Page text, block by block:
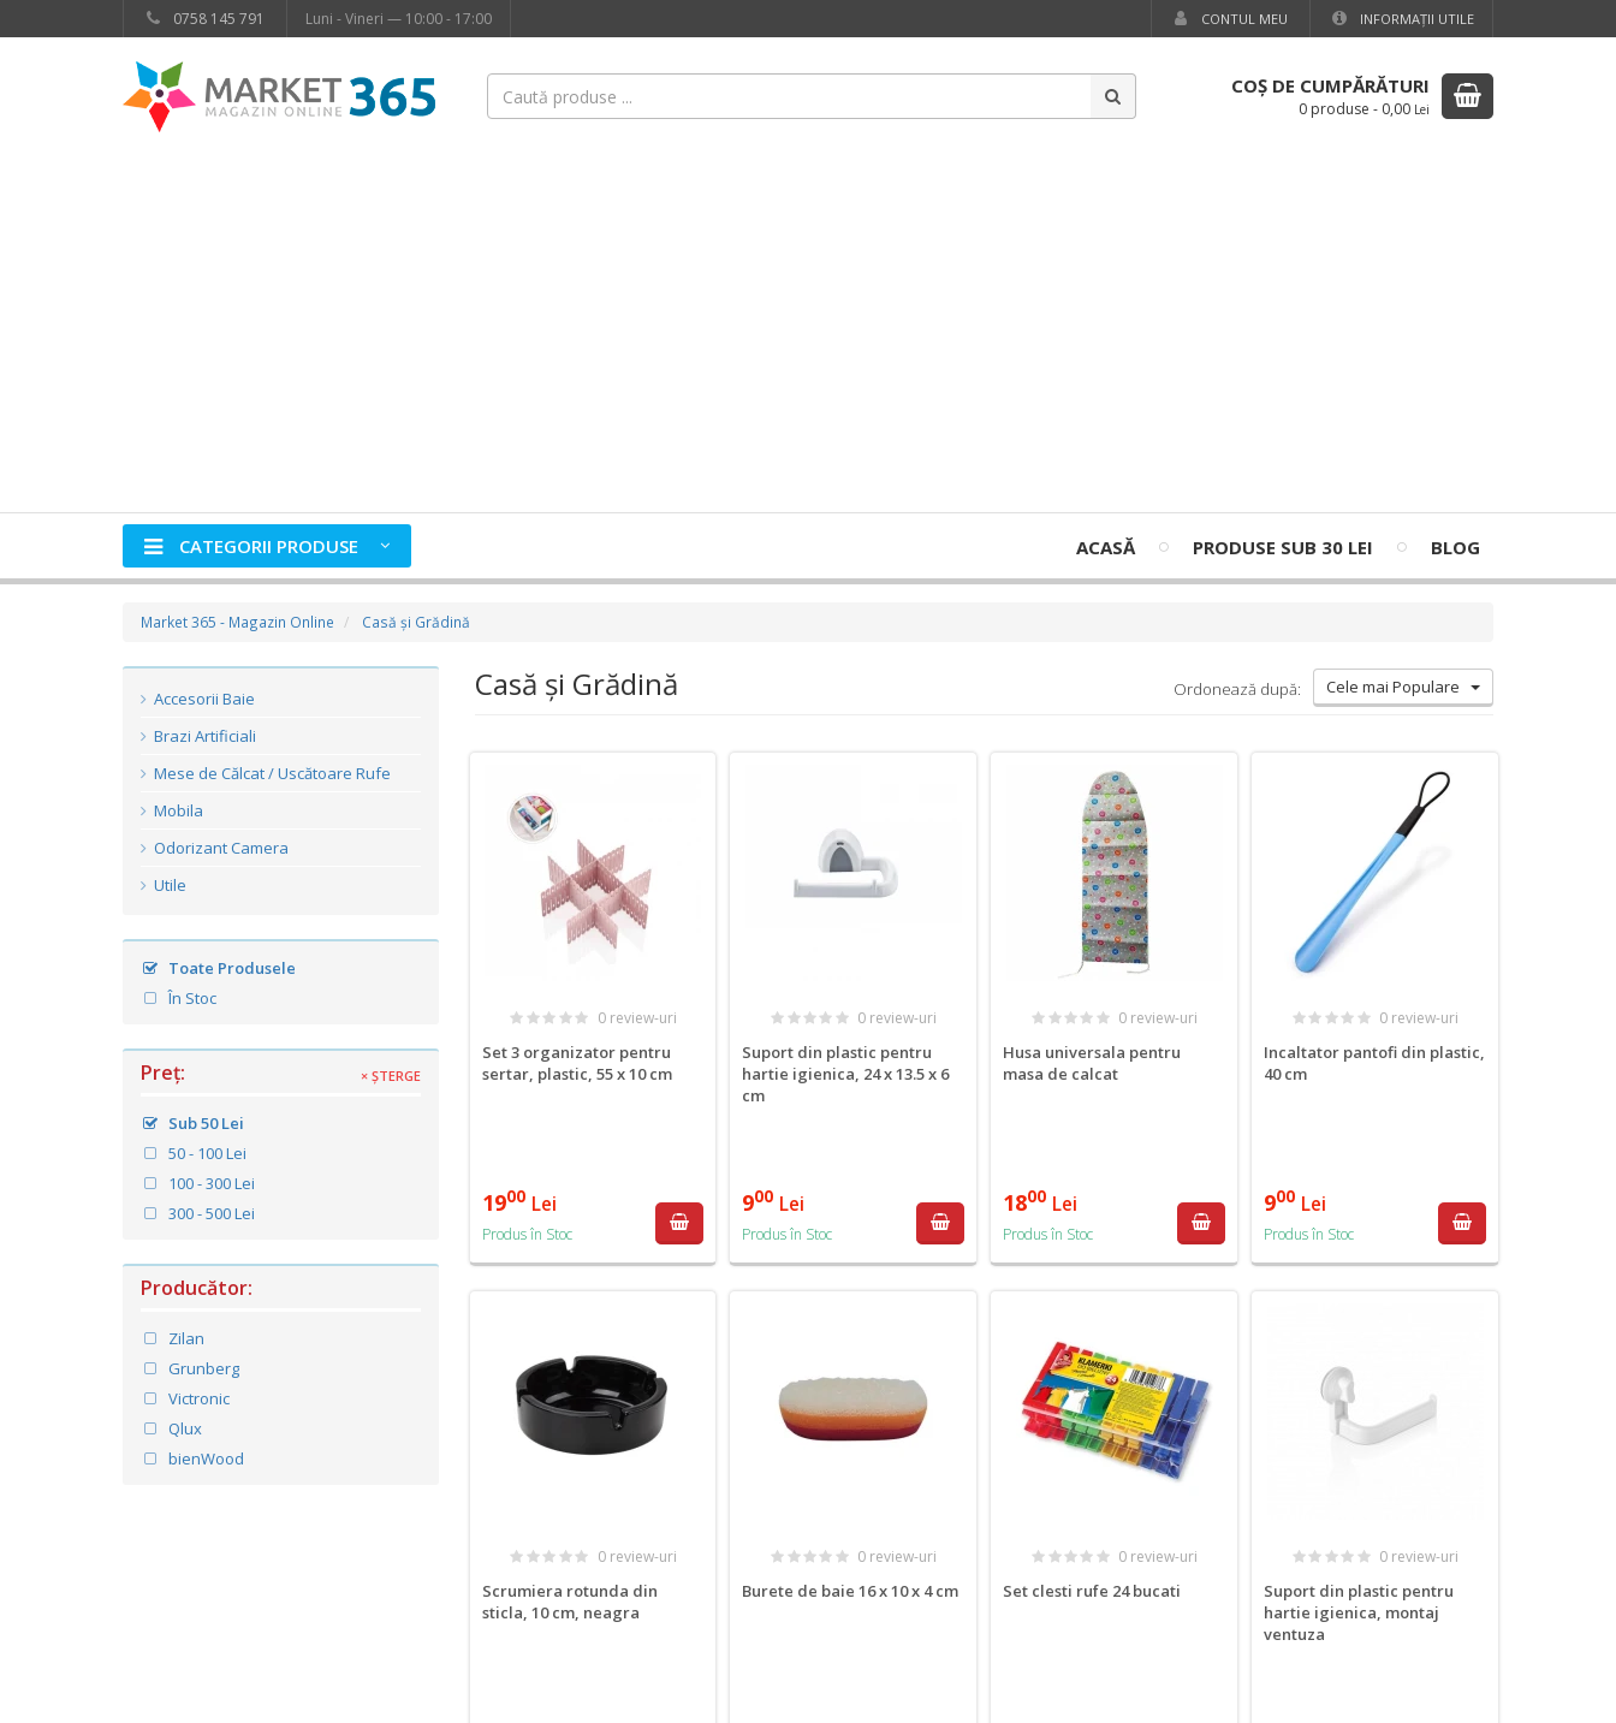
0758 145 791 Luni - Vineri — 10:00 - 17:00 CONTUL MEU INFORMAŢII UTILE
COŞ DE CUMPĂRĂTURI
0 produse - 0,00 Lei
CATEGORII PRODUSE ACASĂ PRODUSE SUB 30 LEI BLOG
Market 365 - Magazin Online Casă şi Grădină
Casă şi Grădină Cele mai Populare
Ordonează după:
0 review-uri
Set 3 organizator pentru
sertar, plastic, 55 x 10 cm
1900 Lei
Produs în Stoc
0 review-uri
Suport din plastic pentru
hartie igienica, 24 x 13.5 x 6
cm
900 Lei
Produs în Stoc
0 review-uri
Husa universala pentru
masa de calcat
1800 Lei
Produs în Stoc
0 review-uri
Incaltator pantofi din plastic,
40 cm
900 Lei
Produs în Stoc
0 review-uri
Scrumiera rotunda din
sticla, 10 cm, neagra
0 review-uri
Burete de baie 16 x 10 x 4 cm
0 review-uri
Set clesti rufe 24 bucati
0 review-uri
Suport din plastic pentru
hartie igienica, montaj
ventuza
Accesorii Baie
Brazi Artificiali
Mese de Călcat / Uscătoare Rufe
Mobila
Odorizant Camera
Utile
Toate Produsele
În Stoc
Preţ: × ŞTERGE
Sub 50 Lei
50 - 100 Lei
100 - 300 Lei
300 - 500 Lei
Producător:
Zilan
Grunberg
Victronic
Qlux
bienWood